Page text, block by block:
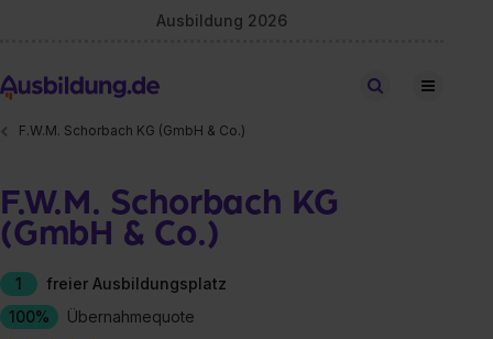
Ausbildung 2026
Stellen finden
F.W.M. Schorbach KG (GmbH & Co.)
F.W.M. Schorbach KG
(GmbH & Co.)
1
freier Ausbildungsplatz
100%
Übernahmequote